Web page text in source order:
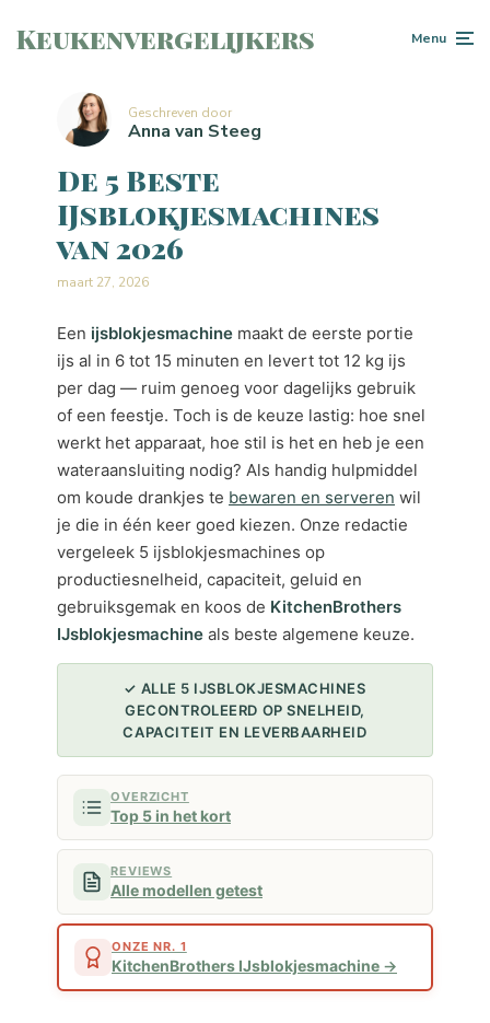
Keukenvergelijkers Menu
Geschreven door
Anna van Steeg
De 5 Beste
IJsblokjesmachines
van 2026
maart 27, 2026
Een ijsblokjesmachine maakt de eerste portie
ijs al in 6 tot 15 minuten en levert tot 12 kg ijs
per dag — ruim genoeg voor dagelijks gebruik
of een feestje. Toch is de keuze lastig: hoe snel
werkt het apparaat, hoe stil is het en heb je een
wateraansluiting nodig? Als handig hulpmiddel
om koude drankjes te bewaren en serveren wil
je die in één keer goed kiezen. Onze redactie
vergeleek 5 ijsblokjesmachines op
productiesnelheid, capaciteit, geluid en
gebruiksgemak en koos de KitchenBrothers
IJsblokjesmachine als beste algemene keuze.
✓ ALLE 5 IJSBLOKJESMACHINES
GECONTROLEERD OP SNELHEID,
CAPACITEIT EN LEVERBAARHEID
OVERZICHT
Top 5 in het kort
REVIEWS
Alle modellen getest
ONZE NR. 1
KitchenBrothers IJsblokjesmachine